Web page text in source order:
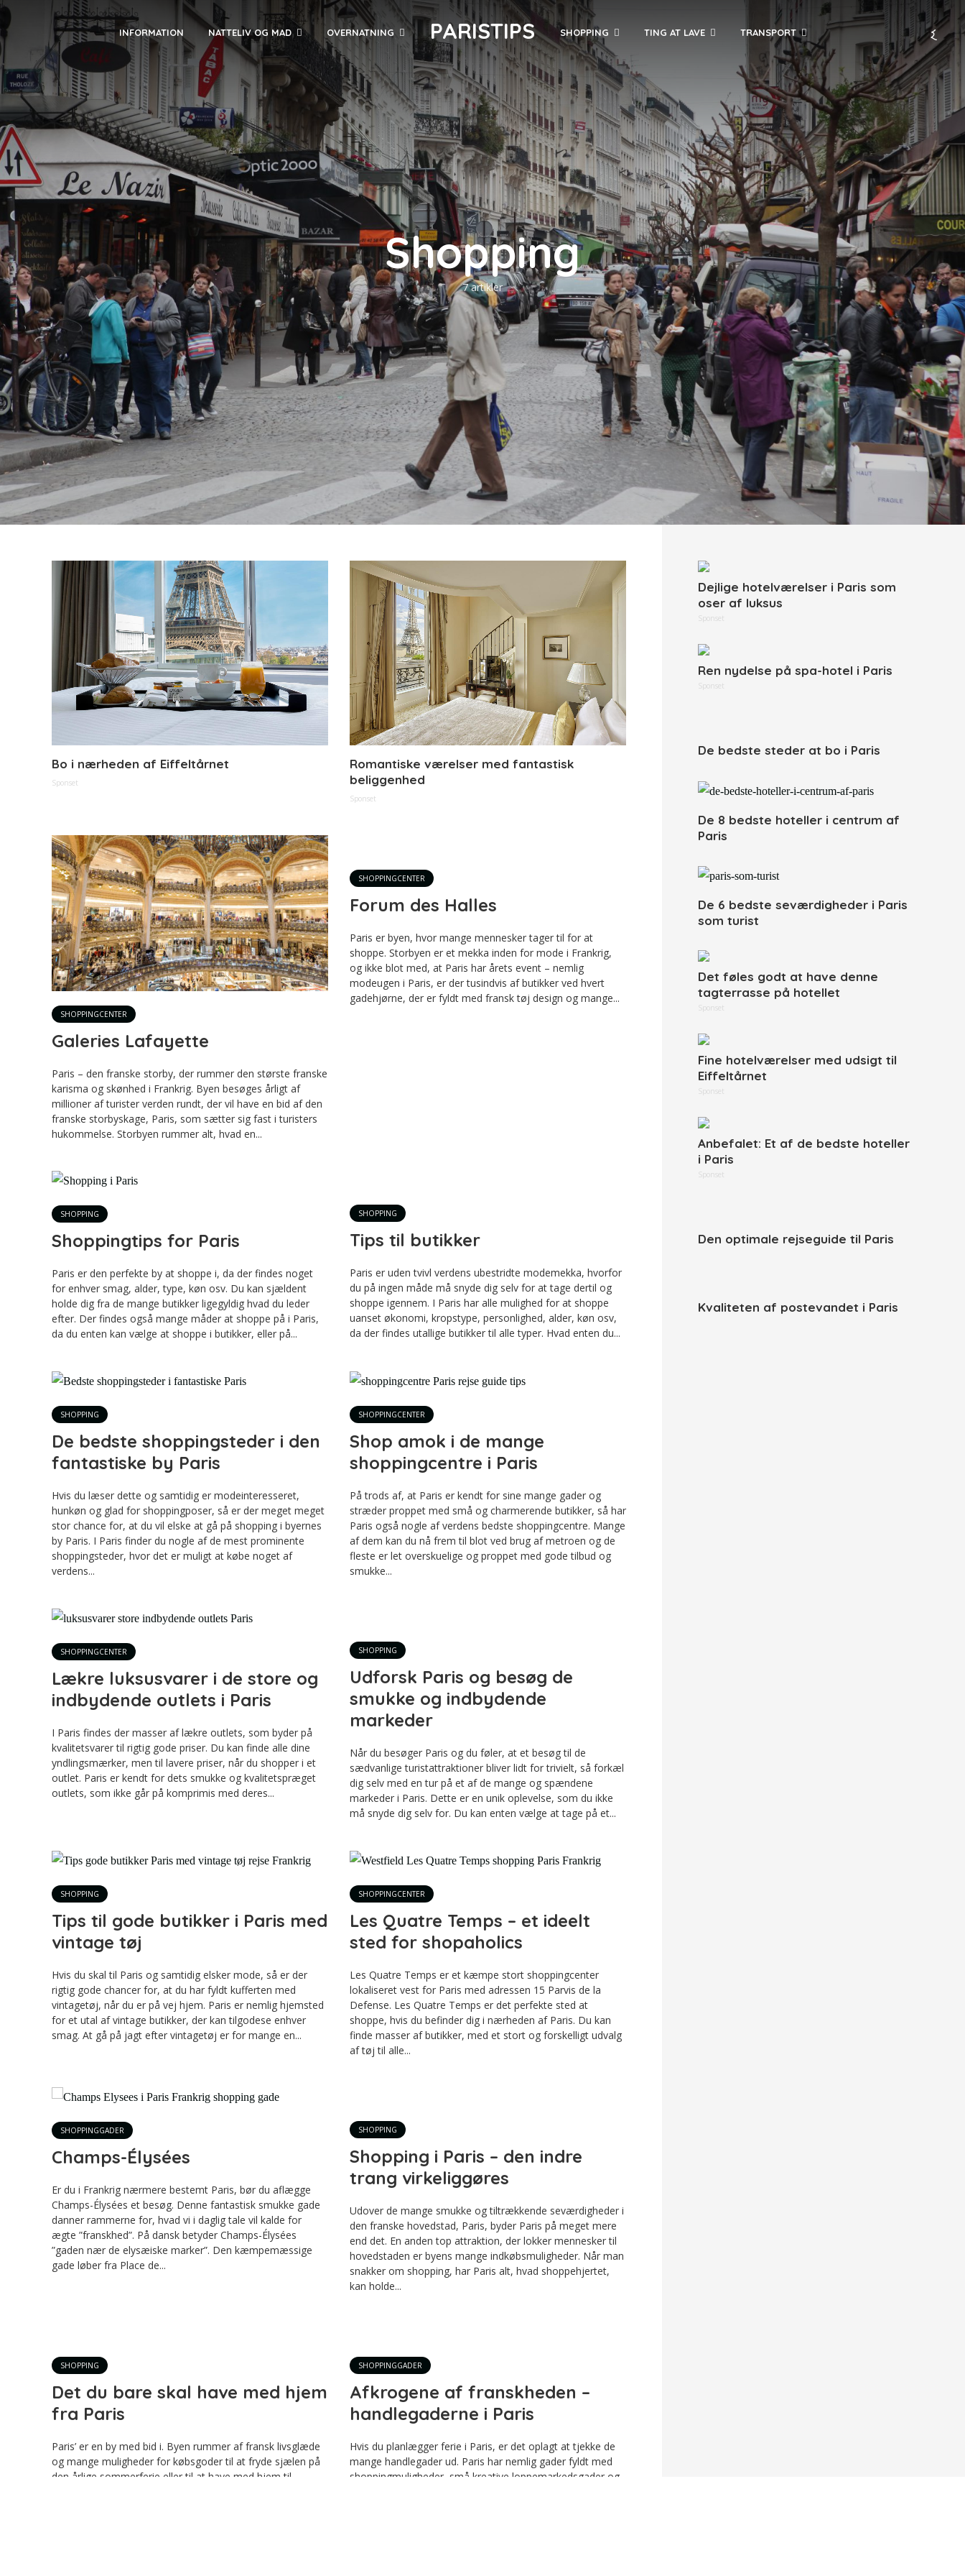
INFORMATION NATTELIV OG MAD OVERNATNING PARISTIPS SHOPPING TING AT LAVE TRANSPORT
Shopping
7 artikler
Bo i nærheden af Eiffeltårnet
Sponset
Romantiske værelser med fantastisk
beliggenhed
Sponset
SHOPPINGCENTER
Galeries Lafayette
Paris – den franske storby, der rummer den største franske
karisma og skønhed i Frankrig. Byen besøges årligt af
millioner af turister verden rundt, der vil have en bid af den
franske storbyskage, Paris, som sætter sig fast i turisters
hukommelse. Storbyen rummer alt, hvad en...
SHOPPINGCENTER
Forum des Halles
Paris er byen, hvor mange mennesker tager til for at
shoppe. Storbyen er et mekka inden for mode i Frankrig,
og ikke blot med, at Paris har årets event – nemlig
modeugen i Paris, er der tusindvis af butikker ved hvert
gadehjørne, der er fyldt med fransk tøj design og mange...
SHOPPING
Shoppingtips for Paris
Paris er den perfekte by at shoppe i, da der findes noget
for enhver smag, alder, type, køn osv. Du kan sjældent
holde dig fra de mange butikker ligegyldig hvad du leder
efter. Der findes også mange måder at shoppe på i Paris,
da du enten kan vælge at shoppe i butikker, eller på...
SHOPPING
Tips til butikker
Paris er uden tvivl verdens ubestridte modemekka, hvorfor
du på ingen måde må snyde dig selv for at tage dertil og
shoppe igennem. I Paris har alle mulighed for at shoppe
uanset økonomi, kropstype, personlighed, alder, køn osv,
da der findes utallige butikker til alle typer. Hvad enten du...
SHOPPING
De bedste shoppingsteder i den
fantastiske by Paris
Hvis du læser dette og samtidig er modeinteresseret,
hunkøn og glad for shoppingposer, så er der meget meget
stor chance for, at du vil elske at gå på shopping i byernes
by Paris. I Paris finder du nogle af de mest prominente
shoppingsteder, hvor det er muligt at købe noget af
verdens...
SHOPPINGCENTER
Shop amok i de mange
shoppingcentre i Paris
På trods af, at Paris er kendt for sine mange gader og
stræder proppet med små og charmerende butikker, så har
Paris også nogle af verdens bedste shoppingcentre. Mange
af dem kan du nå frem til blot ved brug af metroen og de
fleste er let overskuelige og proppet med gode tilbud og
smukke...
SHOPPINGCENTER
Lækre luksusvarer i de store og
indbydende outlets i Paris
I Paris findes der masser af lækre outlets, som byder på
kvalitetsvarer til rigtig gode priser. Du kan finde alle dine
yndlingsmærker, men til lavere priser, når du shopper i et
outlet. Paris er kendt for dets smukke og kvalitetspræget
outlets, som ikke går på komprimis med deres...
SHOPPING
Udforsk Paris og besøg de
smukke og indbydende
markeder
Når du besøger Paris og du føler, at et besøg til de
sædvanlige turistattraktioner bliver lidt for trivielt, så forkæl
dig selv med en tur på et af de mange og spændene
markeder i Paris. Dette er en unik oplevelse, som du ikke
må snyde dig selv for. Du kan enten vælge at tage på et...
SHOPPING
Tips til gode butikker i Paris med
vintage tøj
Hvis du skal til Paris og samtidig elsker mode, så er der
rigtig gode chancer for, at du har fyldt kufferten med
vintagetøj, når du er på vej hjem. Paris er nemlig hjemsted
for et utal af vintage butikker, der kan tilgodese enhver
smag. At gå på jagt efter vintagetøj er for mange en...
SHOPPINGCENTER
Les Quatre Temps – et ideelt
sted for shopaholics
Les Quatre Temps er et kæmpe stort shoppingcenter
lokaliseret vest for Paris med adressen 15 Parvis de la
Defense. Les Quatre Temps er det perfekte sted at
shoppe, hvis du befinder dig i nærheden af Paris. Du kan
finde masser af butikker, med et stort og forskelligt udvalg
af tøj til alle...
SHOPPINGGADER
Champs-Élysées
Er du i Frankrig nærmere bestemt Paris, bør du aflægge
Champs-Élysées et besøg. Denne fantastisk smukke gade
danner rammerne for, hvad vi i daglig tale vil kalde for
ægte ”franskhed”. På dansk betyder Champs-Élysées
”gaden nær de elysæiske marker”. Den kæmpemæssige
gade løber fra Place de...
SHOPPING
Shopping i Paris – den indre
trang virkeliggøres
Udover de mange smukke og tiltrækkende seværdigheder i
den franske hovedstad, Paris, byder Paris på meget mere
end det. En anden top attraktion, der lokker mennesker til
hovedstaden er byens mange indkøbsmuligheder. Når man
snakker om shopping, har Paris alt, hvad shoppehjertet,
kan holde...
SHOPPING
Det du bare skal have med hjem
fra Paris
Paris’ er en by med bid i. Byen rummer af fransk livsglæde
og mange muligheder for købsgoder til at fryde sjælen på
den årlige sommerferie eller til at have med hjem til
SHOPPINGGADER
Afkrogene af franskheden –
handlegaderne i Paris
Hvis du planlægger ferie i Paris, er det oplagt at tjekke de
mange handlegader ud. Paris har nemlig gader fyldt med
shoppingmuligheder, små kreative loppemarkedsgader og
Dejlige hotelværelser i Paris som
oser af luksus
Sponset
Ren nydelse på spa-hotel i Paris
Sponset
De bedste steder at bo i Paris
De 8 bedste hoteller i centrum af
Paris
De 6 bedste seværdigheder i Paris
som turist
Det føles godt at have denne
tagterrasse på hotellet
Sponset
Fine hotelværelser med udsigt til
Eiffeltårnet
Sponset
Anbefalet: Et af de bedste hoteller
i Paris
Sponset
Den optimale rejseguide til Paris
Kvaliteten af postevandet i Paris